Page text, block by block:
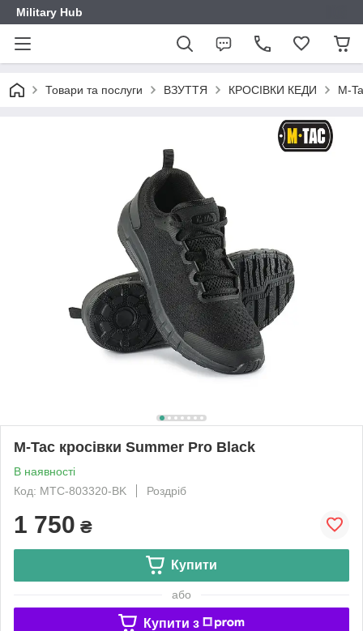
Military Hub
Товари та послуги ВЗУТТЯ КРОСІВКИ КЕДИ M-
M-Tac кросівки Summer Pro Black
В наявності
Код: MTC-803320-BK
Роздріб
1 750 ₴
Купити
або
Купити з